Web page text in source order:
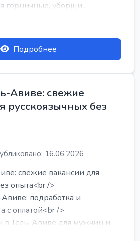
горничные, уборщи...
Подробнее
Авиве: свежие
русскоязычных без
16.06.2026
свежие вакансии для
опыта<br />
Авиве: подработка и
с оплатой<br />
в Тель-Авиве для мужчин и